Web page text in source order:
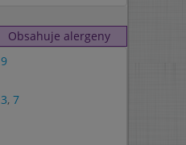
Obsahuje alergeny
9
3, 7